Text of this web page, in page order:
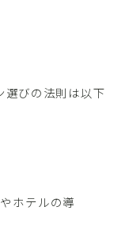
選びの法則は以下
ホテルの導